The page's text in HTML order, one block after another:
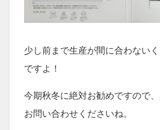
少し前まで生産が間に合わない
ですよ！
今期秋冬に絶対お勧めですので
お問い合わせくださいね。